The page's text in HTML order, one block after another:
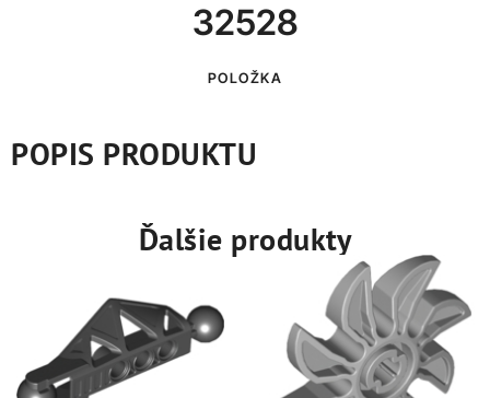
32528
POLOŽKA
POPIS PRODUKTU
Ďalšie produkty